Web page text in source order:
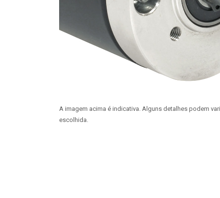
A imagem acima é indicativa. Alguns detalhes podem
escolhida.